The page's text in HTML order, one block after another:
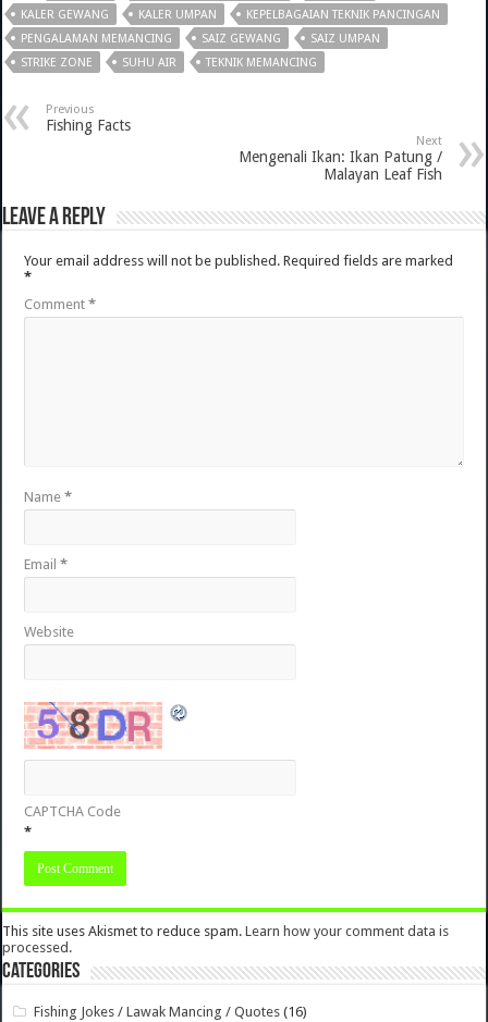
KALER GEWANG
KALER UMPAN
KEPELBAGAIAN TEKNIK PANCINGAN
PENGALAMAN MEMANCING
SAIZ GEWANG
SAIZ UMPAN
STRIKE ZONE
SUHU AIR TEKNIK MEMANCING
Previous
Fishing Facts
Next
Mengenali Ikan: Ikan Patung /
Malayan Leaf Fish
Leave a Reply
Your email address will not be published. Required fields are marked
*
Comment*
Name*
Email*
Website
CAPTCHA Code
*
This site uses Akismet to reduce spam.Learn how your comment data is
processed.
Categories
Fishing Jokes / Lawak Mancing / Quotes (16)